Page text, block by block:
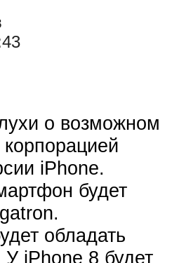
о возможном
iPhone.
будет
обладать
iPhone 8 будет